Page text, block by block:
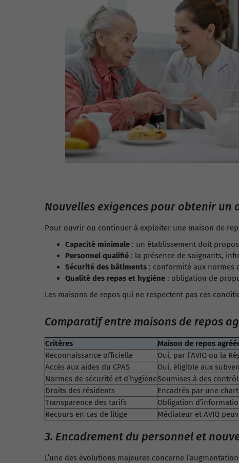
Nouvelles exigences pour obtenir un
Pour ouvrir ou continuer à exploiter une maison de
Capacité minimale : un établissement doit
Personnel qualifié : la présence de soignants,
Sécurité des bâtiments : conformité aux normes
Qualité des repas et hygiène : obligation de
Les maisons de repos qui ne respectent pas ces
Comparatif entre maisons de repos
Critères Maison de repos
Reconnaissance officielle
Oui, par l’AVIQ ou la
Accès aux aides du CPAS
Oui, éligible aux
Normes de sécurité et d’hygièneSoumises à des
Droits des résidents
Encadrés par une
Transparence des tarifs
Obligation
Recours en cas de litige
Médiateur et AVIQ
3. Encadrement du personnel et
L’une des évolutions majeures concerne